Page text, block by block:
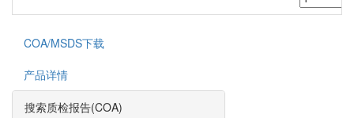
COA/MSDS下载
产品详情
搜索质检报告(COA)